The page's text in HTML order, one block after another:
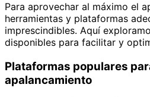
Para aprovechar al máximo el
herramientas y plataformas
imprescindibles. Aquí
disponibles para facilitar y
Plataformas populares
apalancamiento